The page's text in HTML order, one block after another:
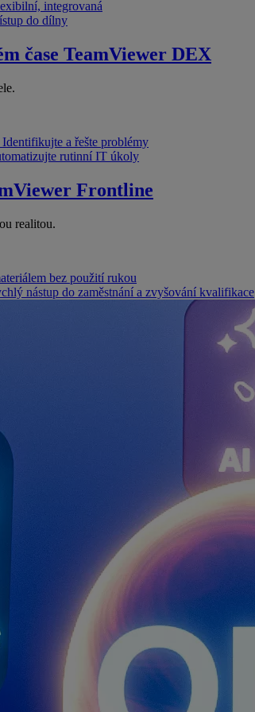
integrovaná
do dílny
čase TeamViewer DEX
Identifikujte a řešte problémy
rutinní IT úkoly
Frontline
realitou.
bez použití rukou
nástup do zaměstnání a zvyšování kvalifikace